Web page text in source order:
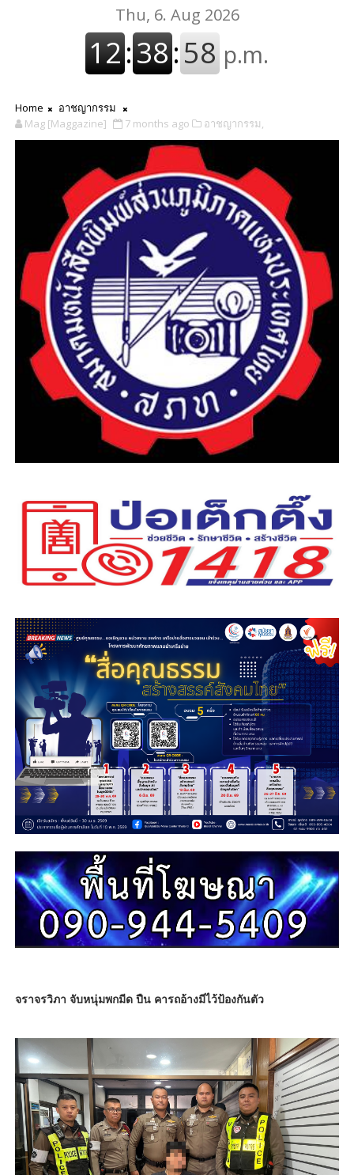
Home
อาชญากรรม
Mag [Maggazine]
7 months ago อาชญากรรม,
จราจรวิภา จับหนุ่มพกมีด ปืน คารถอ้างมีไว้ป้องกันตัว